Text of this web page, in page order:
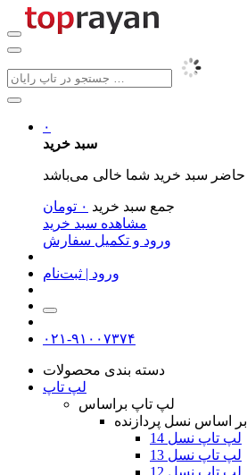
۰
سبد خرید
جمع سبد خرید ۰ تومان
مشاهده سبد خرید
ورود و تکمیل سفارش
ورود | ثبت‌نام
۰۲۱-۹۱۰۰۷۳۷۴
دسته بندی محصولات
لپ تاپ
لپ تاپ براساس
بر اساس نسل پردازنده
لپ تاپ نسل 14
لپ تاپ نسل 13
لپ تاپ نسل 12